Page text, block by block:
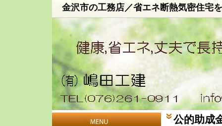
金沢市の工務店／省エネ断熱気密住宅
公的助成